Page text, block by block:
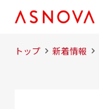
トップ 新着情報